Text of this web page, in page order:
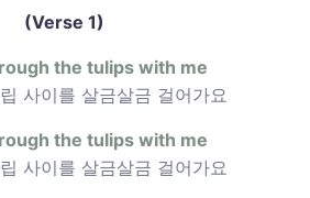
(Verse 1)
the tulips with me
사이를 살금살금 걸어가요
the tulips with me
사이를 살금살금 걸어가요